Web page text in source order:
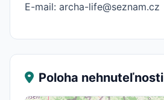
E-mail: archa-life@seznam.cz
Poloha nehnuteľnosti